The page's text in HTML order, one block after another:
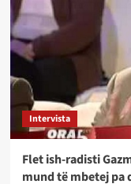
Intervista
Flet ish-radisti
mund të mbetej pa